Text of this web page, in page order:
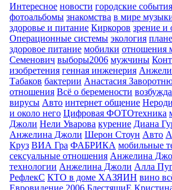
Интересное новости городские события
фотоальбомы знакомства в мире
здоровье и питание Киркоров зрение и
Операционные системы экология
здоровое питание мобилки отношения
Семенович выборы2006 мужчины
изобретения генная инженерия
Табаков бактерии Анастасия
отношения Всё о беремености
вирусы Авто интернет общение
и около него Цифровая ФОТОтехника
Джоли Нели Уварова курение Диана
Анжелина Джоли Шерон Стоун Авто
Круз ВИА Гра ФАБРИКА мобильные
сексуальные отношения Анжелина
технологии Анжелина Джоли Алла
РефлекС КТО в доме ХАЗЯИН вино
Евровидение 2006 БлестящиЕ